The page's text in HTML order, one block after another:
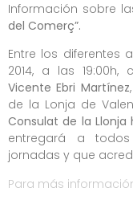
Información sobre
del Comerç”.
Entre los diferentes
2014, a las
Vicente Ebri Martínez
de la Lonja de
Consulat de la Llonja
entregará a
jornadas y que
Para más